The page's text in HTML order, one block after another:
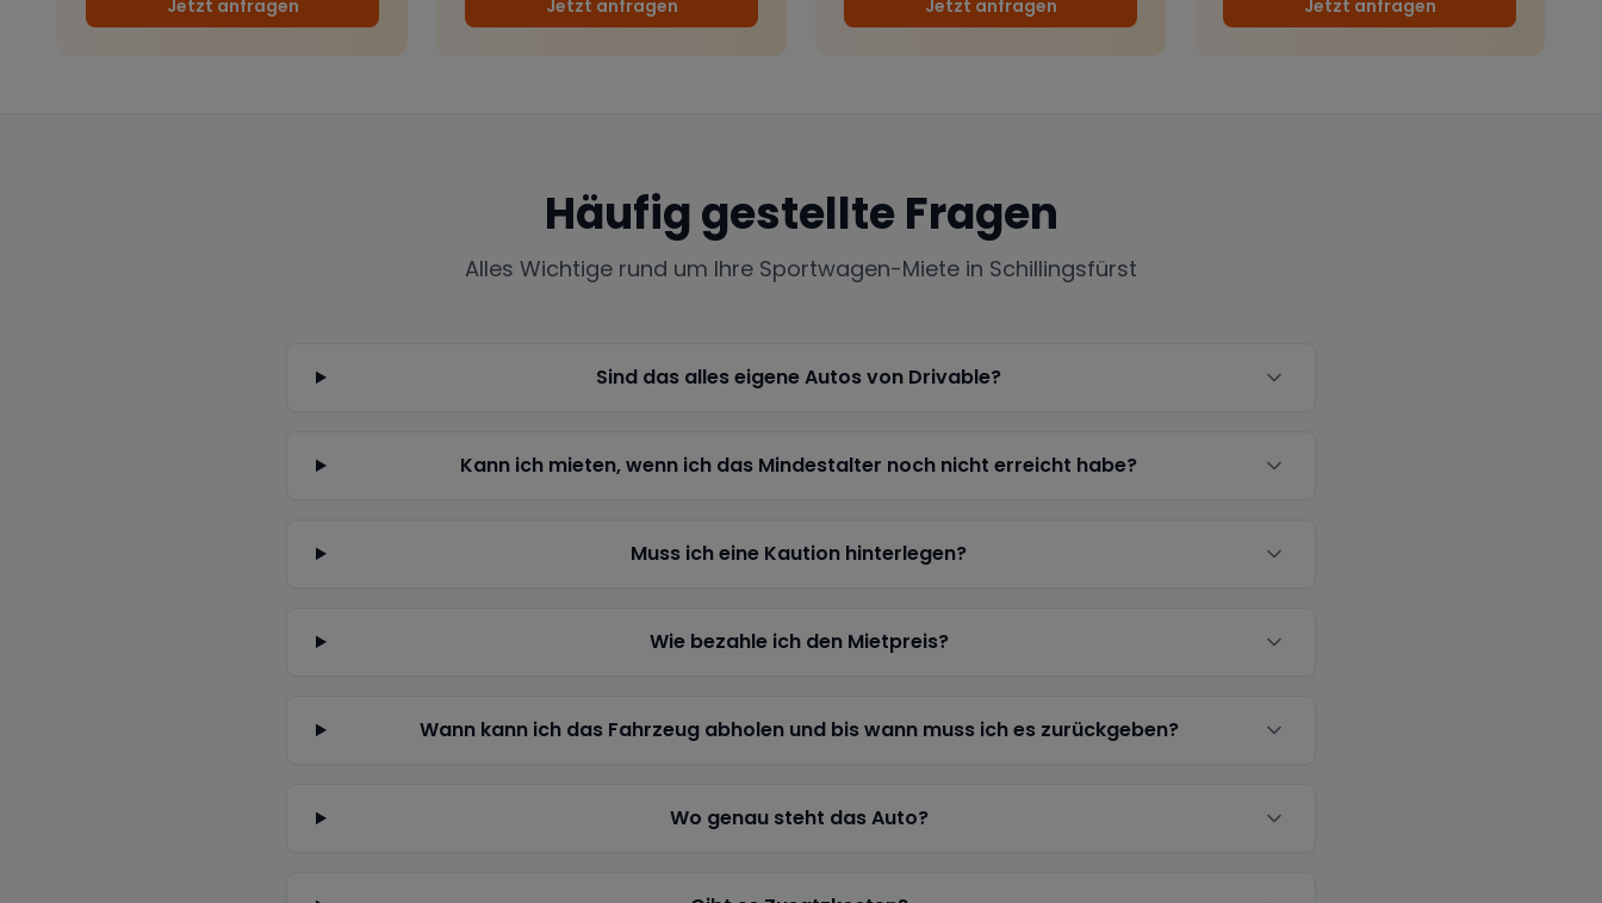
Jetzt anfragen Jetzt anfragen Jetzt anfragen Jetzt anfragen
Häufig gestellte Fragen
Alles Wichtige rund um Ihre Sportwagen-Miete in Schillingsfürst
Sind das alles eigene Autos von Drivable?
Kann ich mieten, wenn ich das Mindestalter noch nicht erreicht habe?
Muss ich eine Kaution hinterlegen?
Wie bezahle ich den Mietpreis?
Wann kann ich das Fahrzeug abholen und bis wann muss ich es zurückgeben?
Wo genau steht das Auto?